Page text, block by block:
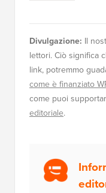
Divulgazione: Il
lettori. Ciò significa
link, potremmo
come è finanziato
come puoi
editoriale.